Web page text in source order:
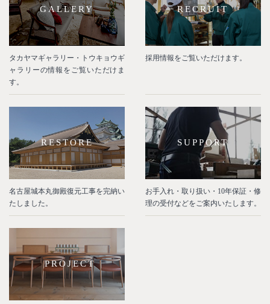
GALLERY
タカヤマギャラリー・トウキョウギ
ャラリーの情報をご覧いただけま
す。
RECRUIT
採用情報をご覧いただけます。
RESTORE
名古屋城本丸御殿復元工事を完納い
たしました。
SUPPORT
お手入れ・取り扱い・10年保証・修
理の受付などをご案内いたします。
PROJECT